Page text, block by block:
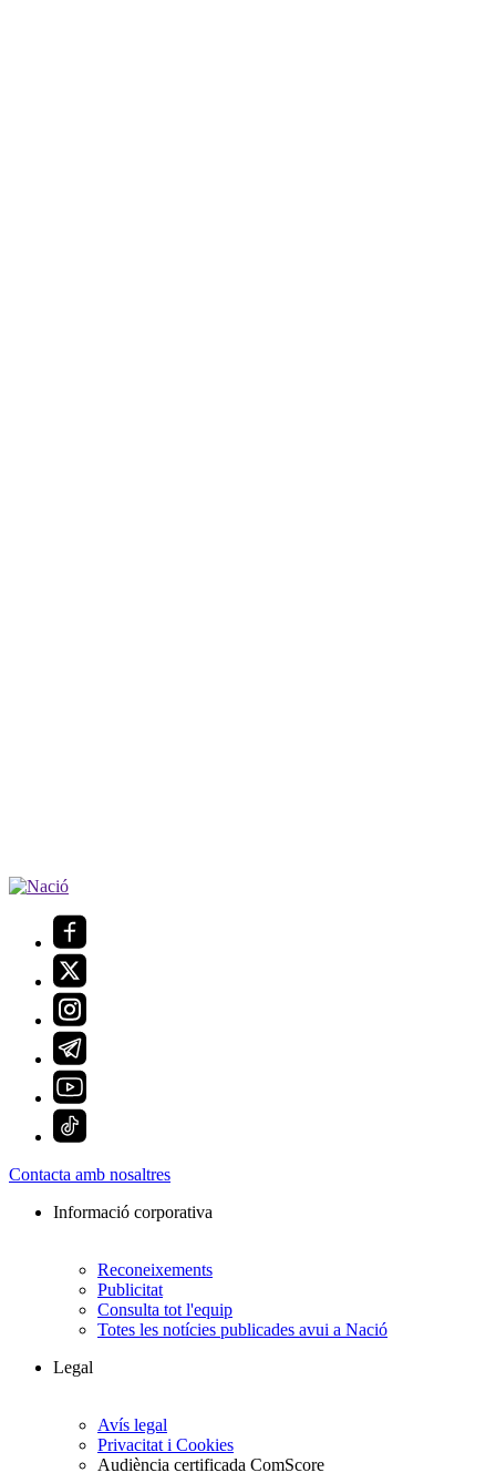
Contacta amb nosaltres
Informació corporativa
Reconeixements
Publicitat
Consulta tot l'equip
Totes les notícies publicades avui a Nació
Legal
Avís legal
Privacitat i Cookies
Audiència certificada ComScore